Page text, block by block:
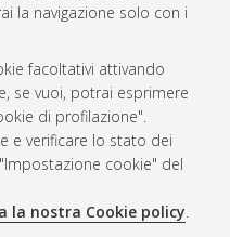
la navigazione solo con i
facoltativi attivando
se vuoi, potrai esprimere
di profilazione".
e verificare lo stato dei
cookie" del
la nostra Cookie policy.